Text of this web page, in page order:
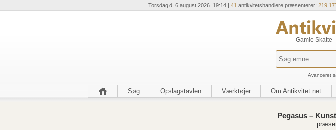
Torsdag d. 6 august 2026 19:14 | 41 antikvitetshandlere præsenterer:
Gamle Skatte
Avanceret
Søg Opslagstavlen Værktøjer Om Antikvitet.net
Pegasus –